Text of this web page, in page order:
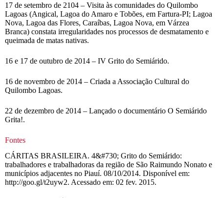
17 de setembro de 2104 – Visita às comunidades do Quilombo
Lagoas (Angical, Lagoa do Amaro e Tobões, em Fartura-PI; Lagoa
Nova, Lagoa das Flores, Caraíbas, Lagoa Nova, em Várzea
Branca) constata irregularidades nos processos de desmatamento e
queimada de matas nativas.
16 e 17 de outubro de 2014 – IV Grito do Semiárido.
16 de novembro de 2014 – Criada a Associação Cultural do
Quilombo Lagoas.
22 de dezembro de 2014 – Lançado o documentário O Semiárido
Grita!.
Fontes
CÁRITAS BRASILEIRA. 4&#730; Grito do Semiárido:
trabalhadores e trabalhadoras da região de São Raimundo Nonato e
municípios adjacentes no Piauí. 08/10/2014. Disponível em:
http://goo.gl/t2uyw2. Acessado em: 02 fev. 2015.